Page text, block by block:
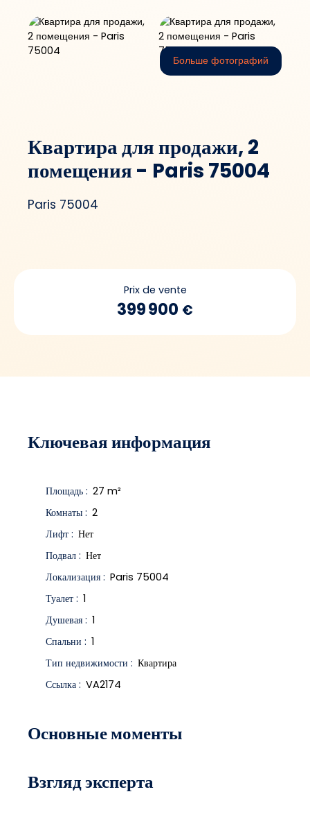
Больше фотографий
Квартира для продажи, 2
помещения - Paris 75004
Paris 75004
Prix de vente
399 900 €
Ключевая информация
Площадь : 27 m²
Комнаты : 2
Лифт : Нет
Подвал : Нет
Локализация : Paris 75004
Туалет : 1
Душевая : 1
Спальни : 1
Тип недвижимости : Квартира
Ссылка : VA2174
Основные моменты
Взгляд эксперта